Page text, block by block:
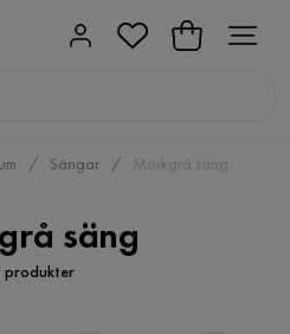
Sängar Mörkgrå säng
säng
produkter